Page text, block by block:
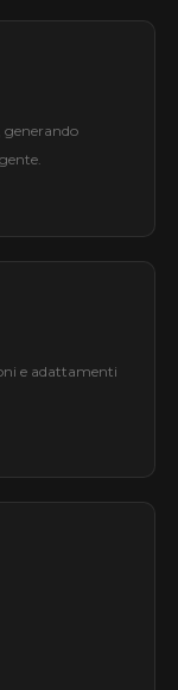
generando
e adattamenti